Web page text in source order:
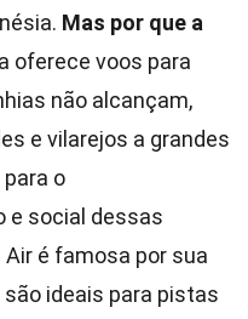
Mas por que a
oferece voos para
não alcançam,
e vilarejos a grandes
o
e social dessas
é famosa por sua
ideais para pistas